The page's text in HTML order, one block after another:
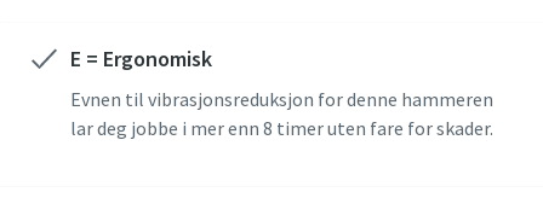
E = Ergonomisk
Evnen til vibrasjonsreduksjon for denne hammeren
lar deg jobbe i mer enn 8 timer uten fare for skader.